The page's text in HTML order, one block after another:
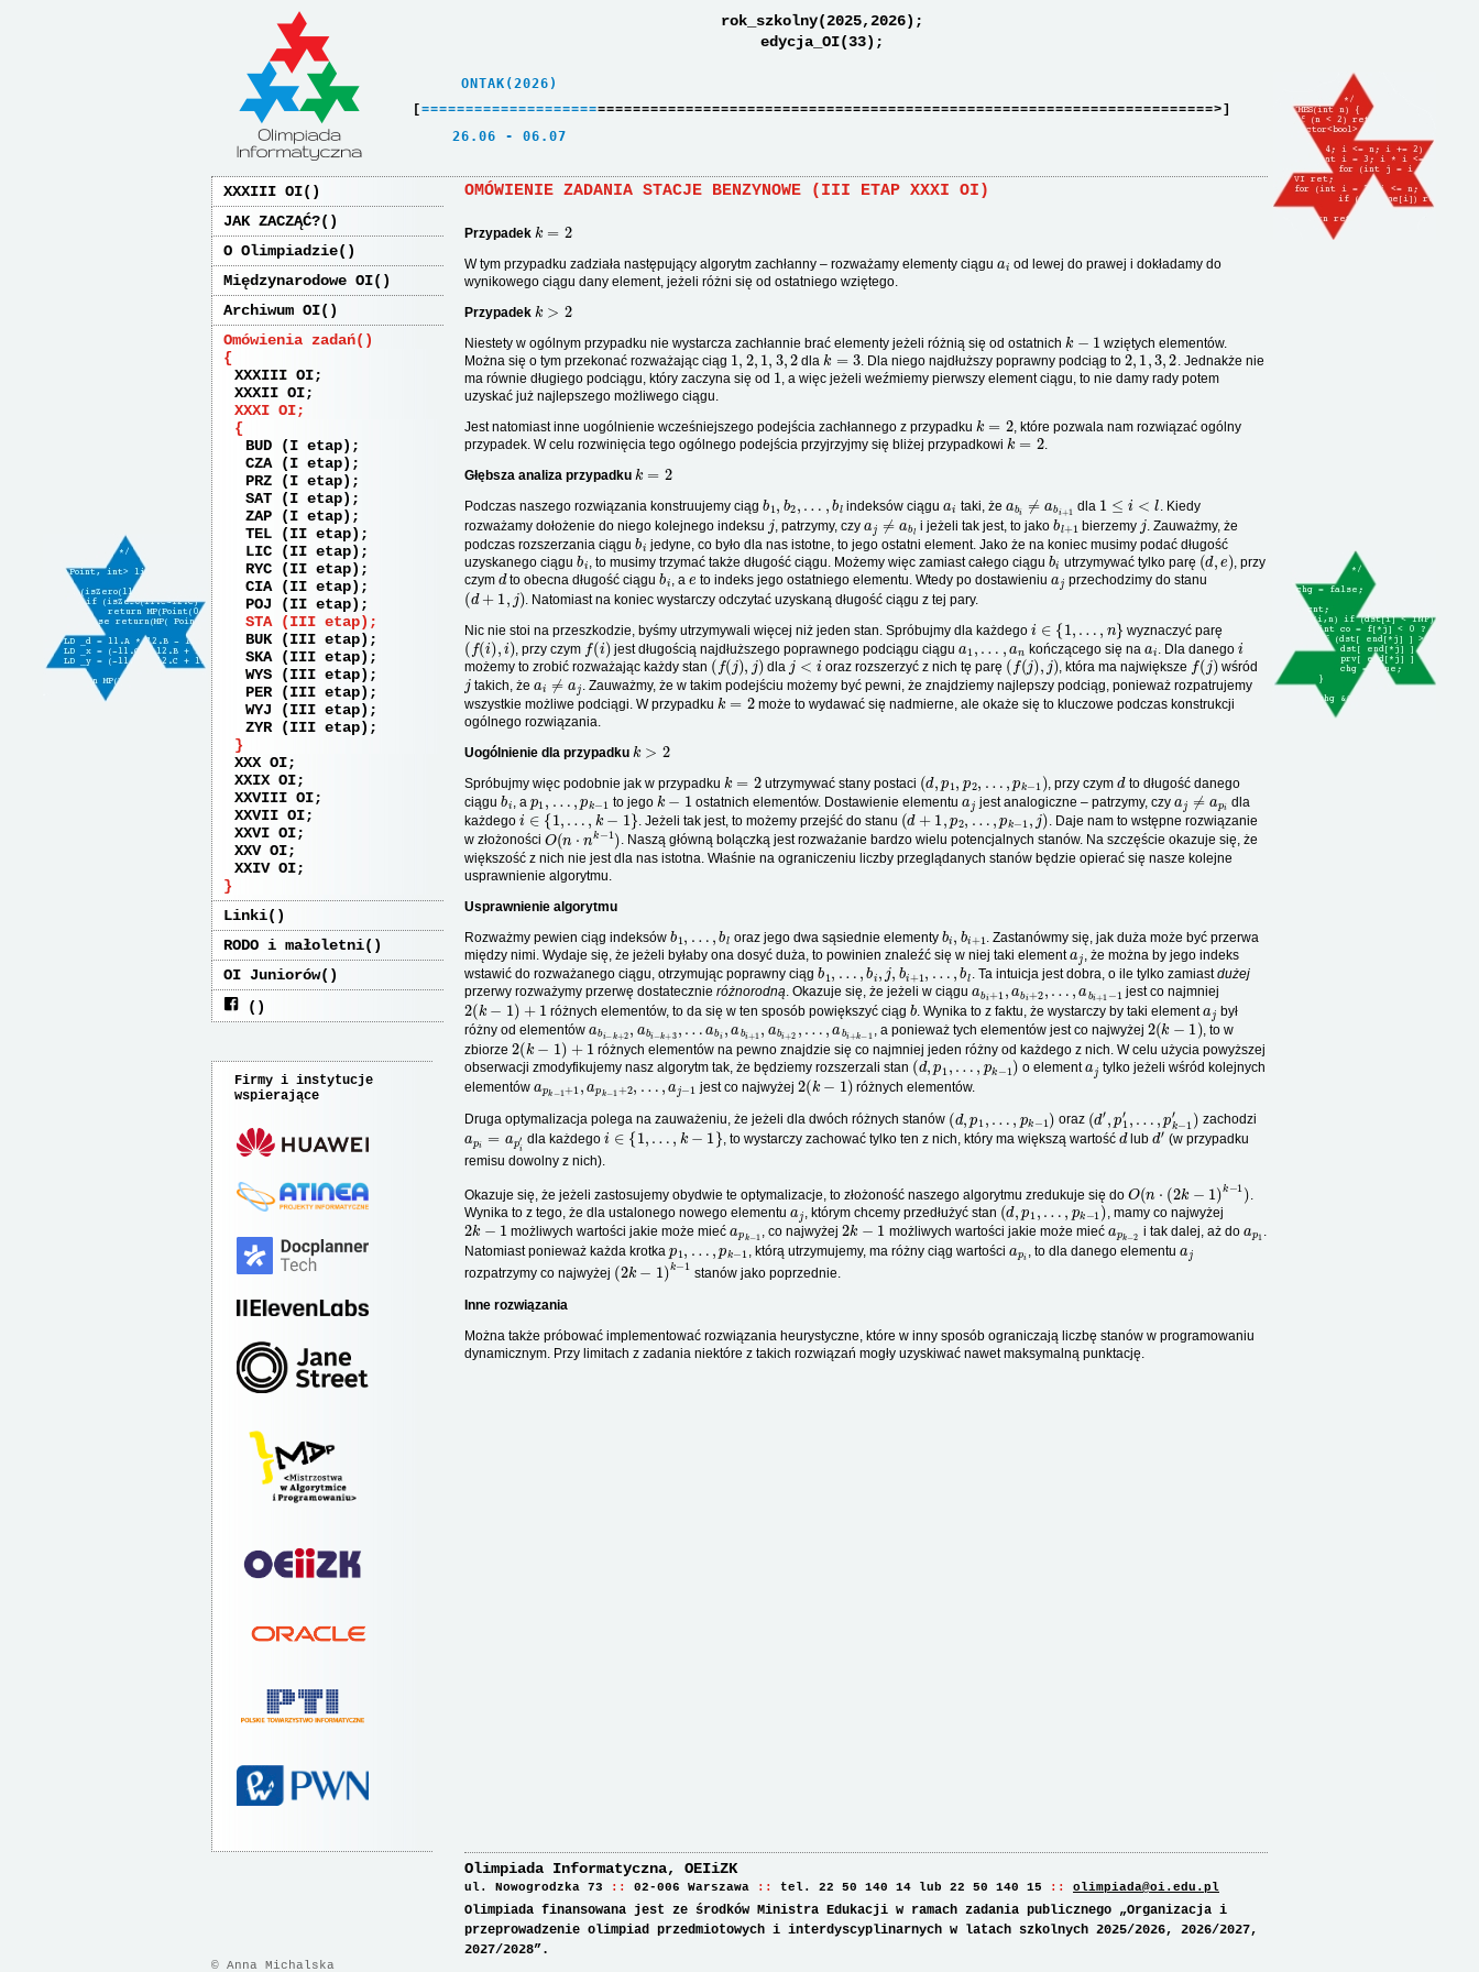
rok_szkolny(2025,2026);
edycja_OI(33);
    ONTAK(2026)
[ ==========================================================================================>]
   26.06 - 06.07
XXXIII OI
JAK ZACZĄĆ?
O Olimpiadzie
Międzynarodowe OI
Archiwum OI
Omówienia zadań
XXXIII OI
XXXII OI
XXXI OI
BUD (I etap)
CZA (I etap)
PRZ (I etap)
SAT (I etap)
ZAP (I etap)
TEL (II etap)
LIC (II etap)
RYC (II etap)
CIA (II etap)
POJ (II etap)
STA (III etap)
BUK (III etap)
SKA (III etap)
WYS (III etap)
PER (III etap)
WYJ (III etap)
ZYR (III etap)
XXX OI
XXIX OI
XXVIII OI
XXVII OI
XXVI OI
XXV OI
XXIV OI
Linki
RODO i małoletni
OI Juniorów
Firmy i instytucje
wspierające
OMÓWIENIE ZADANIA STACJE BENZYNOWE (III ETAP XXXI OI)
Przypadek k
W tym przypadku zadziała następujący algorytm zachłanny – rozważamy elementy ciągu
od lewej do prawej i dokładamy do
wynikowego ciągu dany element, jeżeli różni się od ostatniego wziętego.
Przypadek k
Niestety w ogólnym przypadku nie wystarcza zachłannie brać elementy jeżeli różnią się od ostatnich k
wziętych elementów.
Można się o tym przekonać rozważając ciąg 1,2,1,3,2 dlak =3 . Dla niego najdłuższy poprawny podciąg to 2,1,3,2 . Jednakże nie
ma równie długiego podciągu, który zaczyna się od 1, a więc jeżeli weźmiemy pierwszy element ciągu, to nie damy rady potem
uzyskać już najlepszego możliwego ciągu.
Jest natomiast inne uogólnienie wcześniejszego podejścia zachłannego z przypadku k
, które pozwala nam rozwiązać ogólny
przypadek. W celu rozwinięcia tego ogólnego podejścia przyjrzyjmy się bliżej przypadkowi k=2
.
Głębsza analiza przypadku k
Podczas naszego rozwiązania konstruujemy ciąg b b bl indeksów ciągu taki, że a dla 1 i< l
. Kiedy
rozważamy dołożenie do niego kolejnego indeksu
, patrzymy, czy aj≠ab i jeżeli tak jest, to jakobl+ 1bierzemy
. Zauważmy, że
podczas rozszerzania ciągu bi jedyne, co było dla nas istotne, to jego ostatni element. Jako że na koniec musimy podać długość
uzyskanego ciągu bi , to musimy trzymać także długość ciągu. Możemy więc zamiast całego ciągu bi utrzymywać tylko parę (d,e) , przy
czym dto obecna długość ciągubi, aeto indeks jego ostatniego elementu. Wtedy po dostawieniu a przechodzimy do stanu
(d+1,j) . Natomiast na koniec wystarczy odczytać uzyskaną długość ciągu z tej pary.
Nic nie stoi na przeszkodzie, byśmy utrzymywali więcej niż jeden stan. Spróbujmy dla każdego i∈ 1,… wyznaczyć parę
(f(i),i) , przy czym f(i) jest długością najdłuższego poprawnego podciągu ciągua1,…,an kończącego się na ai . Dla danegoi
możemy to zrobić rozważając każdy stan (f(j),j) dla j<i oraz rozszerzyć z nich tę parę (f(j),j) , która ma największe f(j) wśród
j takich, że ai≠aj
. Zauważmy, że w takim podejściu możemy być pewni, że znajdziemy najlepszy podciąg, ponieważ rozpatrujemy
wszystkie możliwe podciągi. W przypadku k=2
może to wydawać się nadmierne, ale okaże się to kluczowe podczas konstrukcji
ogólnego rozwiązania.
Uogólnienie dla przypadku k
Spróbujmy więc podobnie jak w przypadku k utrzymywać stany postaci (d, , przy czym dto długość danego
ciągu bi , a p1,…,pk−1 to jego k−1 ostatnich elementów. Dostawienie elementu aj jest analogiczne – patrzymy, czyaj≠api
dla
każdego i∈{1,… k−1} . Jeżeli tak jest, to możemy przejść do stanu (d+1,p2, …,pk−1,j)
. Daje nam to wstępne rozwiązanie
w złożoności O(n ⋅n k−1)
. Naszą główną bolączką jest rozważanie bardzo wielu potencjalnych stanów. Na szczęście okazuje się, że
większość z nich nie jest dla nas istotna. Właśnie na ograniczeniu liczby przeglądanych stanów będzie opierać się nasze kolejne
usprawnienie algorytmu.
Usprawnienie algorytmu
Rozważmy pewien ciąg indeksów b bl oraz jego dwa sąsiednie elementy b b
. Zastanówmy się, jak duża może być przerwa
między nimi. Wydaje się, że jeżeli byłaby ona dosyć duża, to powinien znaleźć się w niej taki element aj , że można by jego indeks
wstawić do rozważanego ciągu, otrzymując poprawny ciąg b 1,…,bi,j, bi+1,… ,bl . Ta intuicja jest dobra, o ile tylko zamiastdużej
przerwy rozważymy przerwę dostatecznie różnorodną. Okazuje się, że jeżeli w ciągu a bi+1,abi+2,
…,abi+1−1 jest co najmniej
2(k )+ różnych elementów, to da się w ten sposób powiększyć ciągb . Wynika to z faktu, że wystarczy by taki element j był
różny od elementów a bi−k+2,abi −k +3,… ab i,a bi+1,ab i+2,
…,abi+k−1 , a ponieważ tych elementów jest co najwyżej 2(k−1)
, to w
zbiorze 2(k )+
różnych elementów na pewno znajdzie się co najmniej jeden różny od każdego z nich. W celu użycia powyższej
obserwacji zmodyfikujemy nasz algorytm tak, że będziemy rozszerzali stan (d,p1,…,pk− 1) o elementaj tylko jeżeli wśród kolejnych
elementów apk−1+1,apk −1+2,
…,aj−1 jest co najwyżej2(k−1) różnych elementów.
Druga optymalizacja polega na zauważeniu, że jeżeli dla dwóch różnych stanów ( d, oraz (d′, 1 − ) zachodzi
= i dla każdego i∈{ 1,… 1} , to wystarczy zachować tylko ten z nich, który ma większą wartośćdlubd′ (w przypadku
remisu dowolny z nich).
Okazuje się, że jeżeli zastosujemy obydwie te optymalizacje, to złożoność naszego algorytmu zredukuje się do O( 2k− k−1)
Wynika to z tego, że dla ustalonego nowego elementu aj , którym chcemy przedłużyć stan (d,p1,…,pk− 1) , mamy co najwyżej
2k−1 możliwych wartości jakie może miećapk−1
, co najwyżej2k−1 możliwych wartości jakie może mieć apk−2i tak dalej, aż do
.
Natomiast ponieważ każda krotka
1 , którą utrzymujemy, ma różny ciąg wartości a , to dla danego elementu
rozpatrzymy co najwyżej (2k )k−1 stanów jako poprzednie.
Inne rozwiązania
Można także próbować implementować rozwiązania heurystyczne, które w inny sposób ograniczają liczbę stanów w programowaniu
dynamicznym. Przy limitach z zadania niektóre z takich rozwiązań mogły uzyskiwać nawet maksymalną punktację.
Olimpiada Informatyczna, OEIiZK
ul. Nowogrodzka 73 02-006 Warszawa tel. 22 50 140 14 lub 22 50 140 15 olimpiada@oi.edu.pl
Olimpiada finansowana jest ze środków Ministra Edukacji w ramach zadania publicznego „Organizacja i
przeprowadzenie olimpiad przedmiotowych i interdyscyplinarnych w latach szkolnych 2025/2026, 2026/2027,
2027/2028”.
© Anna Michalska